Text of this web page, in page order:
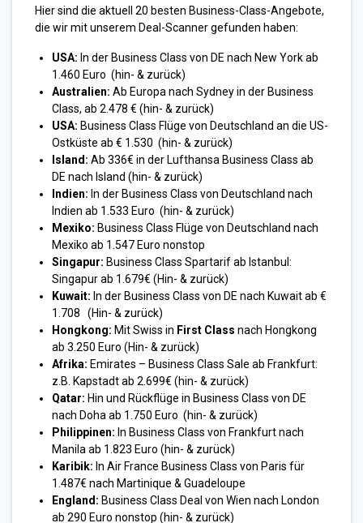
Hier sind die aktuell 20 besten Business-Class-Angebote,
die wir mit unserem Deal-Scanner gefunden haben:
USA: In der Business Class von DE nach New York ab
1.460 Euro (hin- & zurück)
Australien: Ab Europa nach Sydney in der Business
Class, ab 2.478 € (hin- & zurück)
USA: Business Class Flüge von Deutschland an die US-
Ostküste ab € 1.530 (hin- & zurück)
Island: Ab 336€ in der Lufthansa Business Class ab
DE nach Island (hin- & zurück)
Indien: In der Business Class von Deutschland nach
Indien ab 1.533 Euro (hin- & zurück)
Mexiko: Business Class Flüge von Deutschland nach
Mexiko ab 1.547 Euro nonstop
Singapur: Business Class Spartarif ab Istanbul:
Singapur ab 1.679€ (Hin- & zurück)
Kuwait: In der Business Class von DE nach Kuwait ab €
1.708 (Hin- & zurück)
Hongkong: Mit Swiss in First Class nach Hongkong
ab 3.250 Euro (Hin- & zurück)
Afrika: Emirates – Business Class Sale ab Frankfurt:
z.B. Kapstadt ab 2.699€ (hin- & zurück)
Qatar: Hin und Rückflüge in Business Class von DE
nach Doha ab 1.750 Euro (hin- & zurück)
Philippinen: In Business Class von Frankfurt nach
Manila ab 1.823 Euro (hin- & zurück)
Karibik: In Air France Business Class von Paris für
1.487€ nach Martinique & Guadeloupe
England: Business Class Deal von Wien nach London
ab 290 Euro nonstop (hin- & zurück)